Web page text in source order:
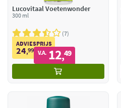
Lucovitaal Voetenwonder
300 ml
7
ADVIESPRIJS
24,99 V.A. 12,49